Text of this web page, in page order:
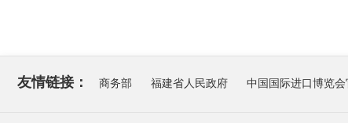
友情链接： 商务部 福建省人民政府 中国国际进口博览会